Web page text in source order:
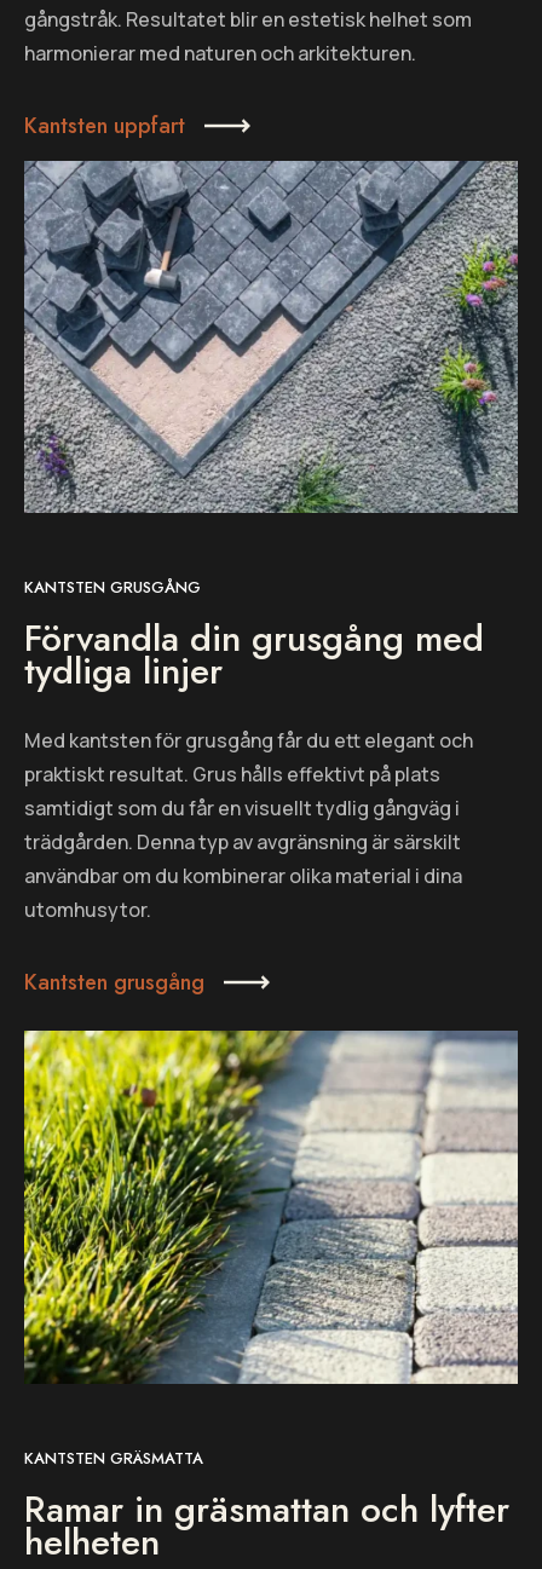
gångstråk. Resultatet blir en estetisk helhet som
harmonierar med naturen och arkitekturen.
Kantsten uppfart
KANTSTEN GRUSGÅNG
Förvandla din grusgång med
tydliga linjer
Med kantsten för grusgång får du ett elegant och
praktiskt resultat. Grus hålls effektivt på plats
samtidigt som du får en visuellt tydlig gångväg i
trädgården. Denna typ av avgränsning är särskilt
användbar om du kombinerar olika material i dina
utomhusytor.
Kantsten grusgång
KANTSTEN GRÄSMATTA
Ramar in gräsmattan och lyfter
helheten